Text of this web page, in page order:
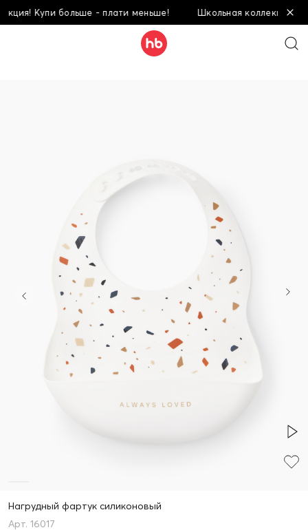
Купи больше - плати меньше! Школьная коллекция!
Нагрудный фартук силиконовый
16017